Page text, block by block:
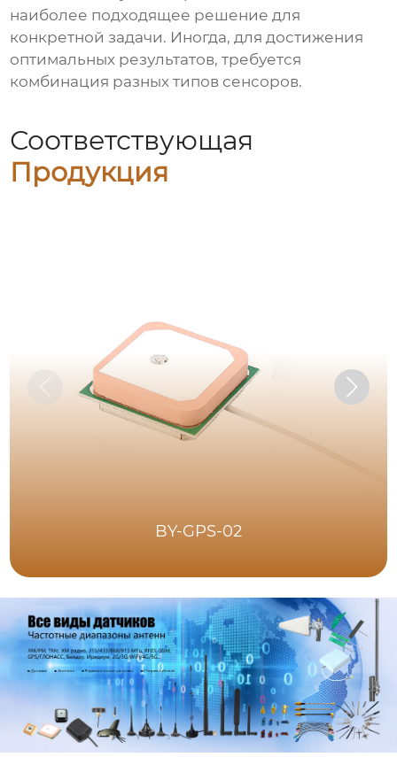
наиболее подходящее решение для
конкретной задачи. Иногда, для достижения
оптимальных результатов, требуется
комбинация разных типов сенсоров.
Соответствующая
Продукция
BY-GPS-02